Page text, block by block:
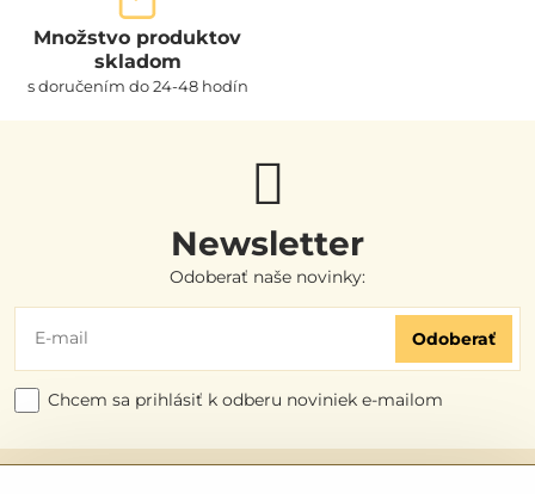
Množstvo produktov
skladom
s doručením do 24-48 hodín
Newsletter
Odoberať naše novinky:
Odoberať
Chcem sa prihlásiť k odberu noviniek e-mailom